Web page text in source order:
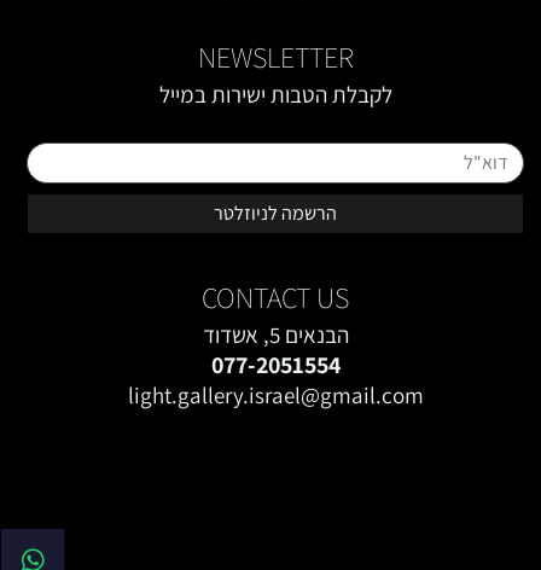
NEWSLETTER
לקבלת הטבות ישירות במייל
CONTACT US
הבנאים 5, אשדוד
077-2051554
light.gallery.israel@gmail.com